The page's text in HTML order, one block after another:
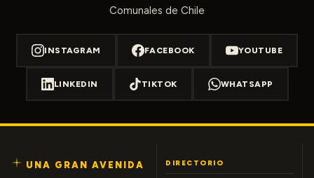
Comunales de Chile
INSTAGRAM FACEBOOK YOUTUBE
LINKEDIN TIKTOK WHATSAPP
UNA GRAN AVENIDA DIRECTORIO